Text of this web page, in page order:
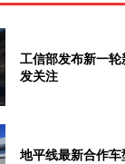
工信部发布新一
发关注
地平线最新合作